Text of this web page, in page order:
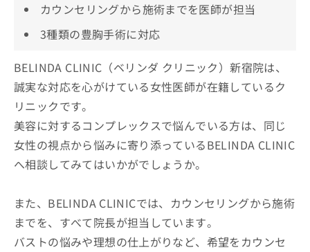
カウンセリングから施術までを医師が担当
3種類の豊胸手術に対応
BELINDA CLINIC（ベリンダ クリニック）新宿院は、
誠実な対応を心がけている女性医師が在籍しているク
リニックです。
美容に対するコンプレックスで悩んでいる方は、同じ
女性の視点から悩みに寄り添っているBELINDA CLINIC
へ相談してみてはいかがでしょうか。
また、BELINDA CLINICでは、カウンセリングから施術
までを、すべて院長が担当しています。
バストの悩みや理想の仕上がりなど、希望をカウンセ